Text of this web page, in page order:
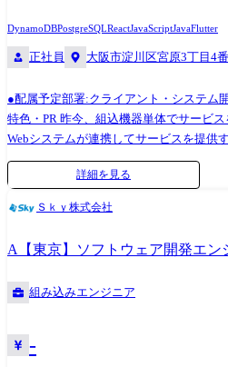
DynamoDBPostgreSQLReactJavaScriptJavaFlutter
正社員 大阪市淀川区宮原3丁目4
●配属予定部署:クライアント・システム開発事業本部
特色・PR 昨今、組込機器単体でサービスを提供するのではなく、機器と
Webシステムが連携してサービスを提供
た。例えばクラウド上で生成された
ホで表示し、そのUI上で機器やクラウド
スも多くなっています。機器からクラウ
交換案内まで行うようなサービスもあります。 そのため、組込
でも、C/C++/RTOSのような組込系の機
のフロントエンド、バックエンドの開発
す。 このような状況のため、組込系とWebシステムの両方の技術を経験
が、客先常駐であったとしても弊社社員
だきますので、ご経験がないところも上
詳細を見る
Ｓｋｙ株式会社
A【東京】ソフトウェア開発エン
組み込みエンジニア
-